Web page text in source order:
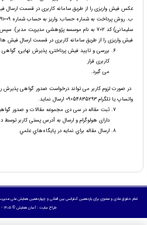
عکس فیش واریزی را از طریق سامانه کاربری در قسمت ارسال
فیش واریزی را از طریق سامانه کاربری در قسمت ارسال فیش
بررسی و تایید فیش پرداختی، پذیرش نهایی،
کاربری قرار
می گیرد.
در صورت لزوم کاربر می تواند درخواست صدور گواهی پذیرش
واتساپ یا تلگرام 09054835293 ارسال نماید.
ثبت مقاله در سی دی مجموعه مقالات و صدور
دارای هولوگرام و ارسال به آدرس پستی کاربر توسط
ارسال مقاله براي نمايه در پايگاه‌هاي علمي
تمام حقوق مادی و معنوی برای یازدهمین کنفرانس بین المللی و چهاردهمین همایش ملی
طراح سایت :آسان همایش © ۱۴۰۵ - 1392 نسخه 9.11